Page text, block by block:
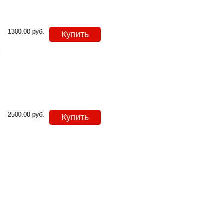
1300.00 руб. Купить
2500.00 руб. Купить